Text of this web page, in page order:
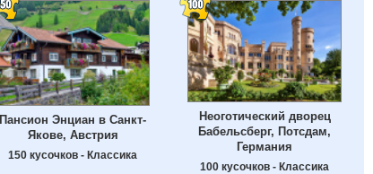
Пансион Энциан в Санкт-
Якове, Австрия
150 кусочков - Классика
Неоготический дворец
Бабельсберг, Потсдам,
Германия
100 кусочков - Классика